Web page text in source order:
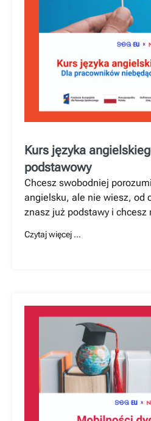
Kurs języka
podstawowy
Chcesz swobodniej
angielsku, ale nie wiesz, od
znasz już podstawy i chcesz
Czytaj więcej …